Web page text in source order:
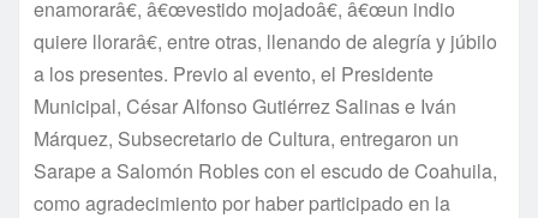
enamorarâ€, â€œvestido mojadoâ€, â€œun indio
quiere llorarâ€, entre otras, llenando de alegrí­a y júbilo
a los presentes. Previo al evento, el Presidente
Municipal, César Alfonso Gutiérrez Salinas e Iván
Márquez, Subsecretario de Cultura, entregaron un
Sarape a Salomón Robles con el escudo de Coahuila,
como agradecimiento por haber participado en la